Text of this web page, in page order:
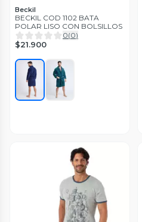
Beckil
BECKIL COD 1102 BATA
POLAR LISO CON BOLSILLOS
0(0)
$21.900